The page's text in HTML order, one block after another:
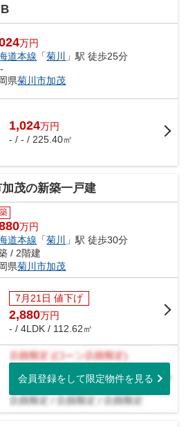
万円
道本線 「菊川 」駅 徒歩25分
県菊川市加茂
1,024万円
- / - / 225.40㎡
茂の新築一戸建
万円
道本線 「菊川
」駅 徒歩30分
/ 2階建
県菊川市加茂
7月21日 値下げ
2,880万円
- / 4LDK / 112.62㎡
会員登録をして限定物件を見る